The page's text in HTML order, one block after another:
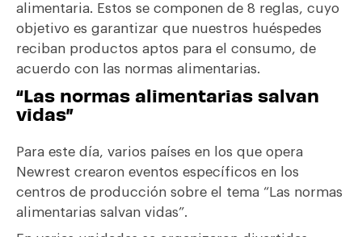
alimentaria. Estos se componen de 8 reglas, cuyo
objetivo es garantizar que nuestros huéspedes
reciban productos aptos para el consumo, de
acuerdo con las normas alimentarias.
“Las normas alimentarias salvan
vidas”
Para este día, varios países en los que opera
Newrest crearon eventos específicos en los
centros de producción sobre el tema “Las normas
alimentarias salvan vidas”.